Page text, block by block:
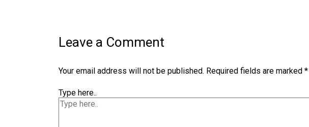
Leave a Comment
Your email address will not be published. Required fields are marked *
Type here..